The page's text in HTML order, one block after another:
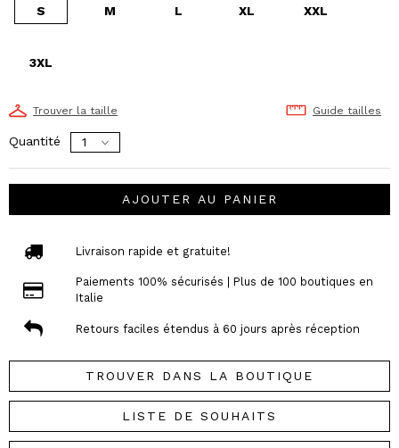
S M L XL XXL
3XL
Trouver la taille Guide tailles
Quantité
AJOUTER AU PANIER
Livraison rapide et gratuite!
Paiements 100% sécurisés | Plus de 100 boutiques en
Italie
Retours faciles étendus à 60 jours après réception
TROUVER DANS LA BOUTIQUE
LISTE DE SOUHAITS